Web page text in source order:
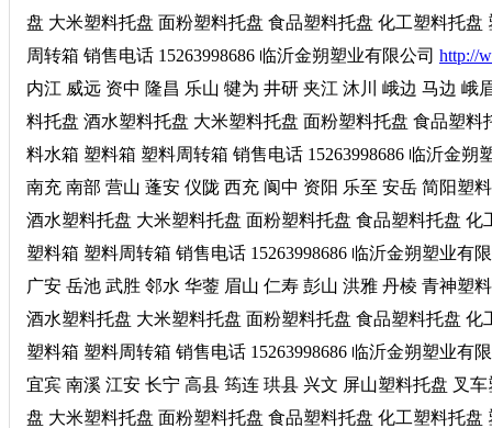
盘 大米塑料托盘 面粉塑料托盘 食品塑料托盘 化工塑料托
周转箱 销售电话 15263998686 临沂金朔塑业有限公司 http://
内江 威远 资中 隆昌 乐山 犍为 井研 夹江 沐川 峨边 马边
料托盘 酒水塑料托盘 大米塑料托盘 面粉塑料托盘 食品塑
料水箱 塑料箱 塑料周转箱 销售电话 15263998686 临沂金朔
南充 南部 营山 蓬安 仪陇 西充 阆中 资阳 乐至 安岳 简阳塑
酒水塑料托盘 大米塑料托盘 面粉塑料托盘 食品塑料托盘
塑料箱 塑料周转箱 销售电话 15263998686 临沂金朔塑业有
广安 岳池 武胜 邻水 华蓥 眉山 仁寿 彭山 洪雅 丹棱 青神塑
酒水塑料托盘 大米塑料托盘 面粉塑料托盘 食品塑料托盘
塑料箱 塑料周转箱 销售电话 15263998686 临沂金朔塑业有
宜宾 南溪 江安 长宁 高县 筠连 珙县 兴文 屏山塑料托盘 叉
盘 大米塑料托盘 面粉塑料托盘 食品塑料托盘 化工塑料托